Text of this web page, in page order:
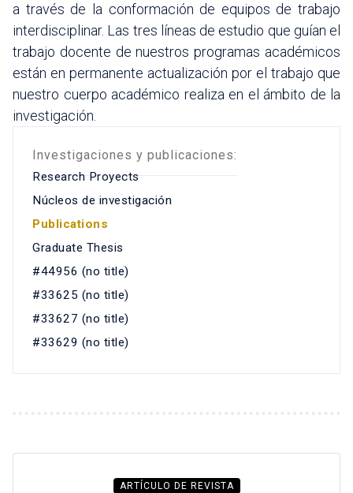
a través de la conformación de equipos de trabajo
interdisciplinar. Las tres líneas de estudio que guían el
trabajo docente de nuestros programas académicos
están en permanente actualización por el trabajo que
nuestro cuerpo académico realiza en el ámbito de la
investigación.
Investigaciones y publicaciones:
Research Proyects
Núcleos de investigación
Publications
Graduate Thesis
#44956 (no title)
#33625 (no title)
#33627 (no title)
#33629 (no title)
ARTÍCULO DE REVISTA